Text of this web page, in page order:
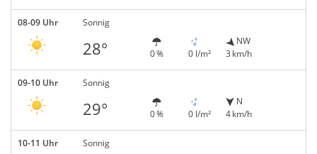
08-09 Uhr Sonnig
28° 0 % 0 l/m²
NW
3 km/h
09-10 Uhr Sonnig
29° 0 % 0 l/m²
N
4 km/h
10-11 Uhr Sonnig